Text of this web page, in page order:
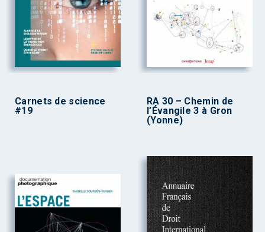
Carnets de science
#19
RA 30 – Chemin de
l’Évangile 3 à Gron
(Yonne)